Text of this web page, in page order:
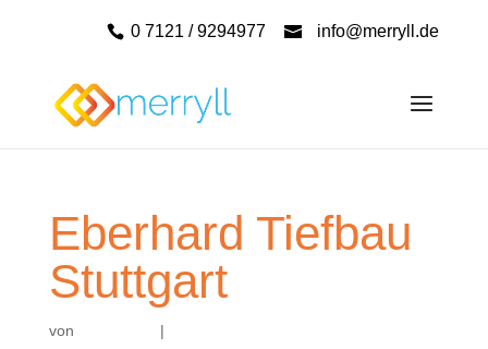
0 7121 / 9294977 info@merryll.de
Eberhard Tiefbau
Stuttgart
von |